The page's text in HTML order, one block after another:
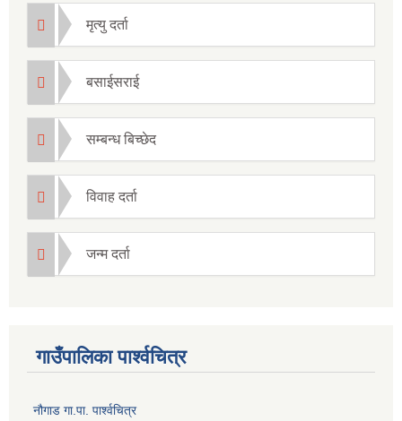
मृत्यु दर्ता
बसाईसराई
सम्बन्ध बिच्छेद
विवाह दर्ता
जन्म दर्ता
गाउँपालिका पार्श्वचित्र
नौगाड गा.पा. पार्श्वचित्र